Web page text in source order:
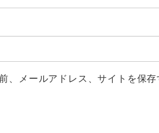
メールアドレス、サイトを保存